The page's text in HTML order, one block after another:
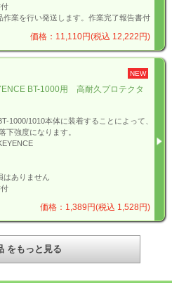
作業を行い発送します。作業完了報告書付
価格：11,110円(税込 12,222円)
NEW
BT-1000用 高耐久プロテクタ
1000/1010本体に装着することによって、
下強度になります。
はありません
価格：1,389円(税込 1,528円)
新着商品 をもっと見る